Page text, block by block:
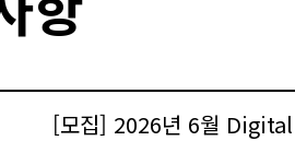
[모집] 2026년 6월